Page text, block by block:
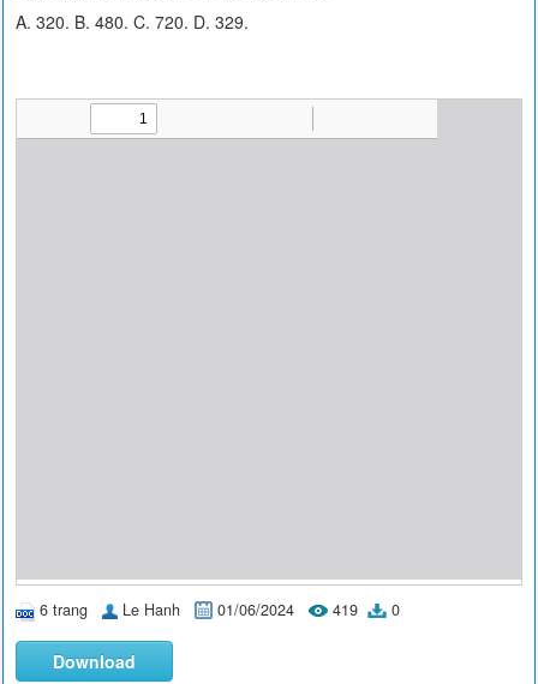
A. 320. B. 480. C. 720. D. 329.
6 trang Le Hanh 01/06/2024 419 0
Download